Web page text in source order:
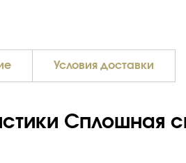
Условия доставки
Сплошная